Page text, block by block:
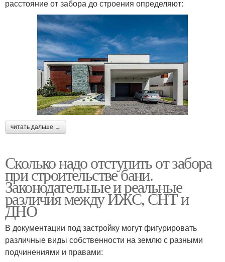
расстояние от забора до строения определяют:
читать дальше →
Сколько надо отступить от забора
при строительстве бани.
Законодательные и реальные
различия между ИЖС, СНТ и
ДНО
В документации под застройку могут фигурировать
различные виды собственности на землю с разными
подчинениями и правами: